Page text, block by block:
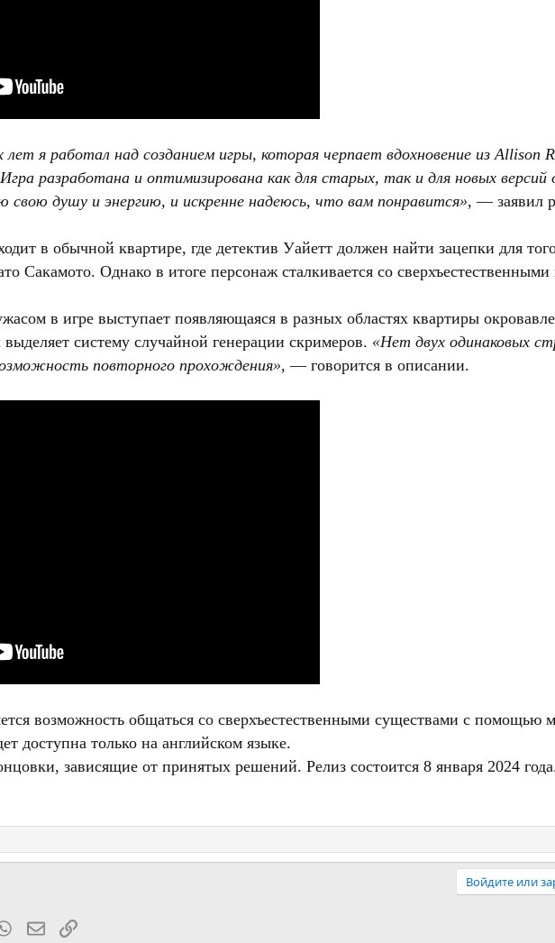
лет я работал над созданием игры, которая черпает вдохновение из Allison
разработана и оптимизирована как для старых, так и для новых версий
душу и энергию, и искренне надеюсь, что вам понравится», — заявил
в обычной квартире, где детектив Уайетт должен найти зацепки для
Сакамото. Однако в итоге персонаж сталкивается со
в игре выступает появляющаяся в разных областях квартиры
выделяет систему случайной генерации скримеров. «Нет двух одинаковых
повторного прохождения», — говорится в описании.
возможность общаться со сверхъестественными существами с помощью
доступна только на английском языке.
зависящие от принятых решений. Релиз состоится 8 января 2024
Войдите или
WhatsApp
Электронная почта
Ссылка